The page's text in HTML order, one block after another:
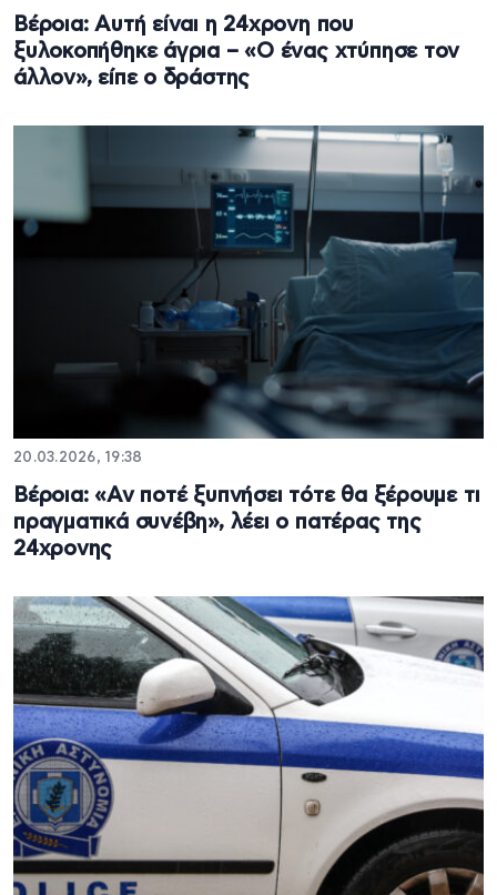
Βέροια: Αυτή είναι η 24χρονη που
ξυλοκοπήθηκε άγρια – «Ο ένας χτύπησε τον
άλλον», είπε ο δράστης
20.03.2026, 19:38
Βέροια: «Αν ποτέ ξυπνήσει τότε θα ξέρουμε τι
πραγματικά συνέβη», λέει ο πατέρας της
24χρονης